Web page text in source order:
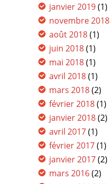
janvier 2019(1)
novembre 2018
août 2018(1)
juin 2018(1)
mai 2018(1)
avril 2018(1)
mars 2018(2)
février 2018(1)
janvier 2018(2)
avril 2017(1)
février 2017(1)
janvier 2017(2)
mars 2016(2)